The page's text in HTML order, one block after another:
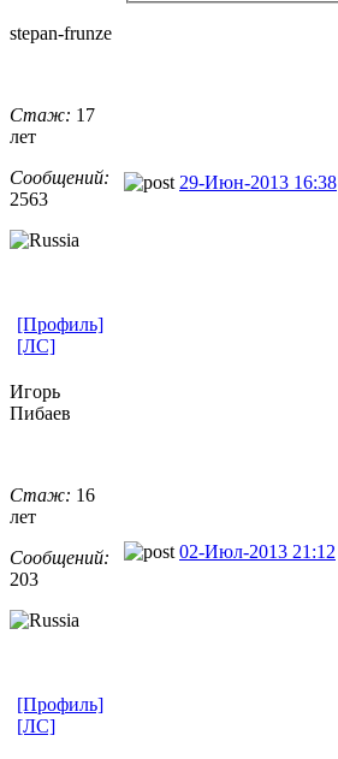
stepan-frunz​e
Стаж: 17
лет
Сообщений:
2563
29-Июн-2013 16:38
[Профиль]
[ЛС]
Игорь
Пибаев
Стаж: 16
лет
Сообщений:
203
02-Июл-2013 21:12
[Профиль]
[ЛС]